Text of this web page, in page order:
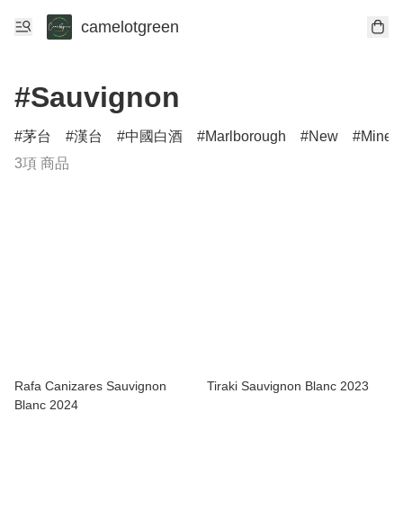
camelotgreen
#Sauvignon
茅台 漢台 中國白酒 Marlborough New
3項 商品
Rafa Canizares Sauvignon
Blanc 2024
Tiraki Sauvignon Blanc 2023